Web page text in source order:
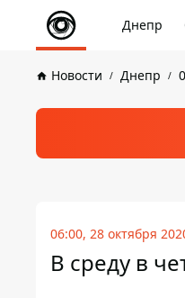
Днепр
Новости Днепр
06:00, 28 октября
В среду в